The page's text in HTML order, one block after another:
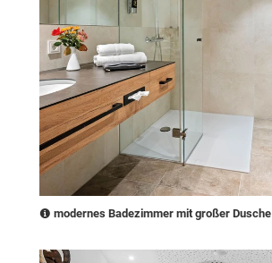
modernes Badezimmer mit großer Dusche